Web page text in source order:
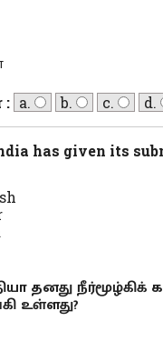
: a. b. c. d.
has given its
தனது
உள்ளது?